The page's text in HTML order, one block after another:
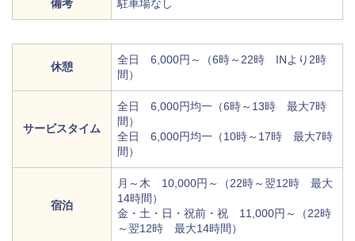
備考 駐車場なし
休憩
全日 6,000円～（6時～22時 INより2時
間）
サービスタイム
全日 6,000円均一（6時～13時 最大7時
間）
全日 6,000円均一（10時～17時 最大7時
間）
宿泊
月～木 10,000円～（22時～翌12時 最大
14時間）
金・土・日・祝前・祝 11,000円～（22時
～翌12時 最大14時間）